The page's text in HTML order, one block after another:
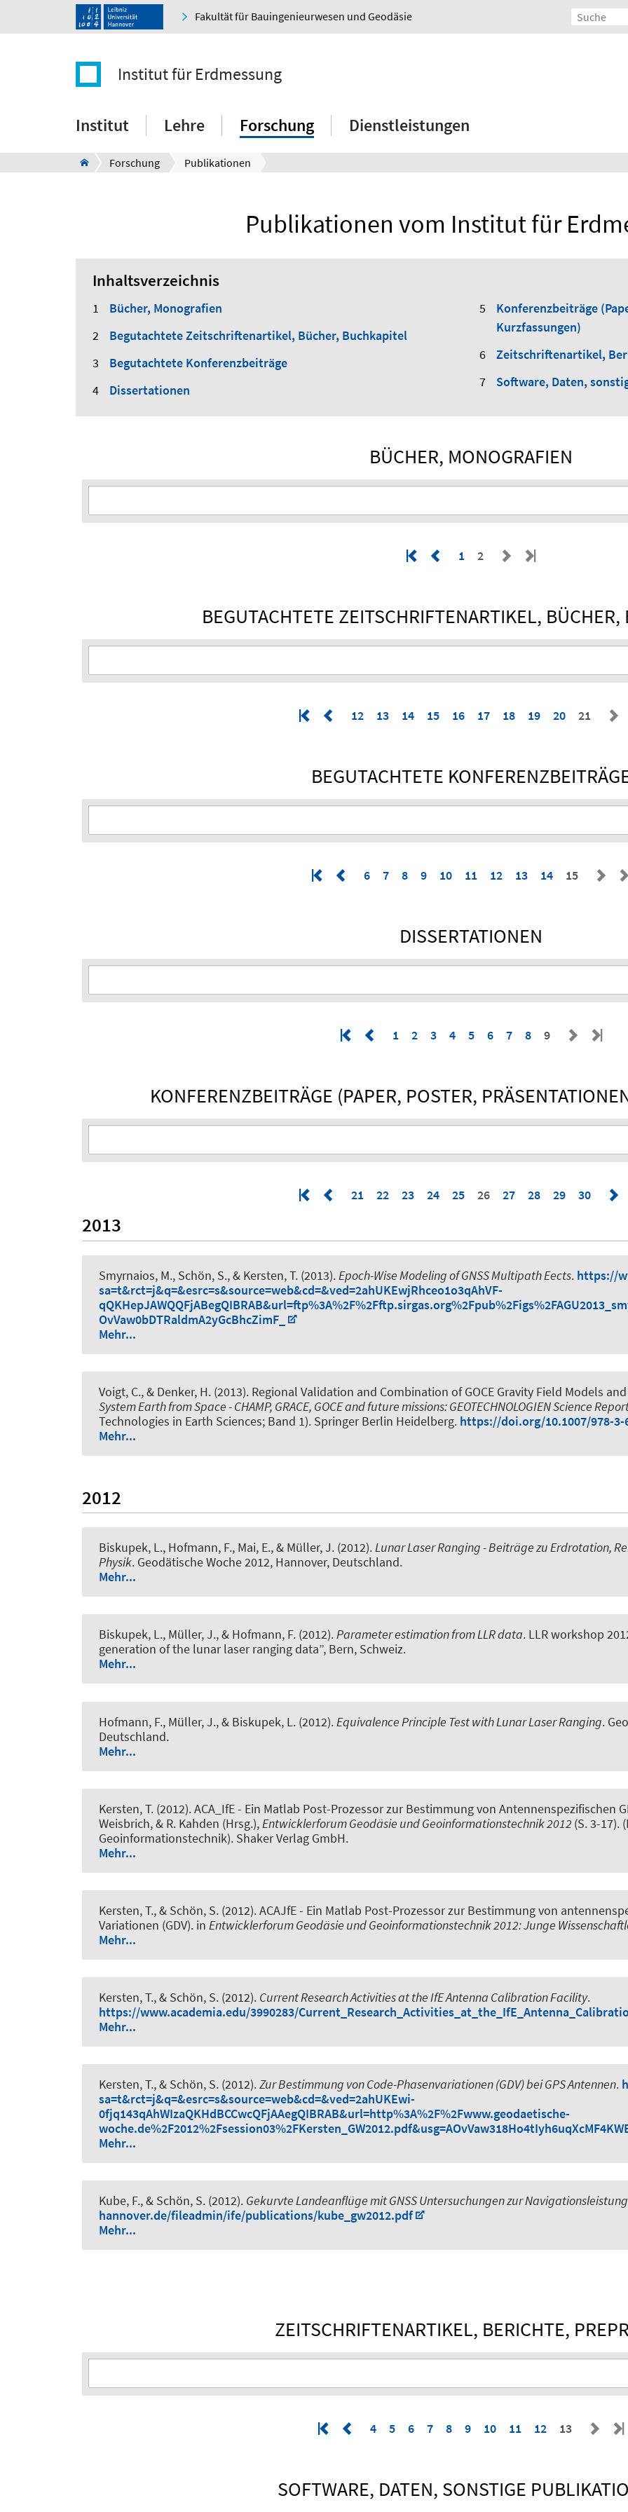
Fakultät für Bauingenieurwesen und Geodäsie
Institut für Erdmessung
Institut Lehre Forschung Dienstleistungen
Forschung Publikationen
Publikationen vom Institut für
Inhaltsverzeichnis
Bücher, Monografien
Begutachtete Zeitschriftenartikel, Bücher, Buchkapitel
Begutachtete Konferenzbeiträge
Dissertationen
Konferenzbeiträge
Kurzfassungen)
Zeitschriftenartikel,
Software, Daten,
BÜCHER, MONOGRAFIEN
1 2
BEGUTACHTETE ZEITSCHRIFTENARTIKEL,
12 13 14 15 16 17 18 19 20 21
BEGUTACHTETE
6 7 8 9 10 11 12 13 14 15
DISSERTATIONEN
1 2 3 4 5 6 7 8 9
KONFERENZBEITRÄGE (PAPER, POSTER,
21 22 23 24 25 26 27 28 29 30
2013
Smyrnaios, M., Schön, S., & Kersten, T. (2013). Epoch-Wise Modeling of GNSS Multipath Eects. https://
sa=t&rct=j&q=&esrc=s&source=web&cd=&ved=2ahUKEwjRhceo1o3qAhVF-
OvVaw0bDTRaldmA2yGcBhcZimF_
Mehr...
Voigt, C., & Denker, H. (2013). Regional Validation and Combination of GOCE Gravity Field Models
System Earth from Space - CHAMP, GRACE, GOCE and future missions: GEOTECHNOLOGIEN Science
Technologies in Earth Sciences; Band 1). Springer Berlin Heidelberg. https://doi.org/10.1007/978-3-
Mehr...
2012
Biskupek, L., Hofmann, F., Mai, E., & Müller, J. (2012).Lunar Laser Ranging - Beiträge zu Erdrotation,
Physik. Geodätische Woche 2012, Hannover, Deutschland.
Mehr...
Biskupek, L., Müller, J., & Hofmann, F. (2012).Parameter estimation from LLR data. LLR workshop
generation of the lunar laser ranging data”, Bern, Schweiz.
Mehr...
Hofmann, F., Müller, J., & Biskupek, L. (2012). Equivalence Principle Test with Lunar Laser Ranging.
Deutschland.
Mehr...
Kersten, T. (2012).ACA_IfE - Ein Matlab Post-Prozessor zur Bestimmung von Antennenspezifischen
Weisbrich, & R. Kahden (Hrsg.),Entwicklerforum Geodäsie und Geoinformationstechnik 2012 (S. 3-17).
Geoinformationstechnik). Shaker Verlag GmbH.
Mehr...
Kersten, T., & Schön, S. (2012).ACAJfE - Ein Matlab Post-Prozessor zur Bestimmung von
Variationen (GDV). in Entwicklerforum Geodäsie und Geoinformationstechnik 2012: Junge
Mehr...
Kersten, T., & Schön, S. (2012). Current Research Activities at the IfE Antenna Calibration Facility.
https://www.academia.edu/3990283/
Mehr...
Kersten, T., & Schön, S. (2012).Zur Bestimmung von Code-Phasenvariationen (GDV) bei GPS Antennen.
sa=t&rct=j&q=&esrc=s&source=web&cd=&ved=2ahUKEwi-
0fjq143qAhWIzaQKHdBCCwcQFjAAegQIBRAB&url=http%3A%2F%2Fwww.geodaetische-
Mehr...
Kube, F., & Schön, S. (2012). Gekurvte Landeanflüge mit GNSS Untersuchungen zur Navigationsleistung
hannover.de/fileadmin/ife/publications/kube_gw2012.pdf
Mehr...
ZEITSCHRIFTENARTIKEL, BERICHTE,
4 5 6 7 8 9 10 11 12 13
SOFTWARE, DATEN, SONSTIGE